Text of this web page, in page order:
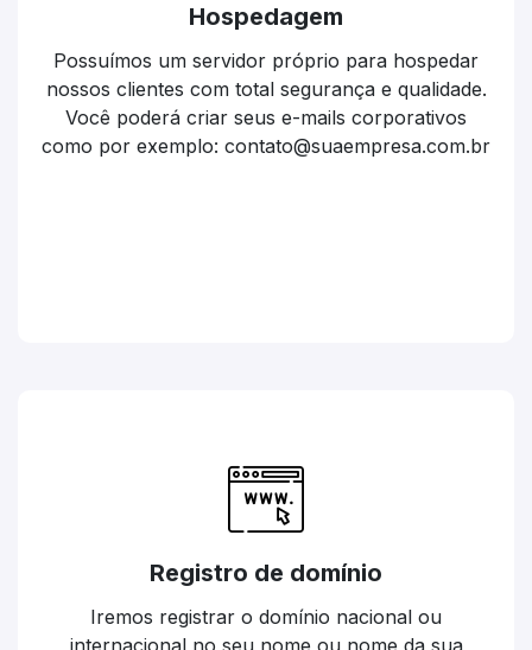
Hospedagem
Possuímos um servidor próprio para hospedar
nossos clientes com total segurança e qualidade.
Você poderá criar seus e-mails corporativos
como por exemplo: contato@suaempresa.com.br
Registro de domínio
Iremos registrar o domínio nacional ou
internacional no seu nome ou nome da sua